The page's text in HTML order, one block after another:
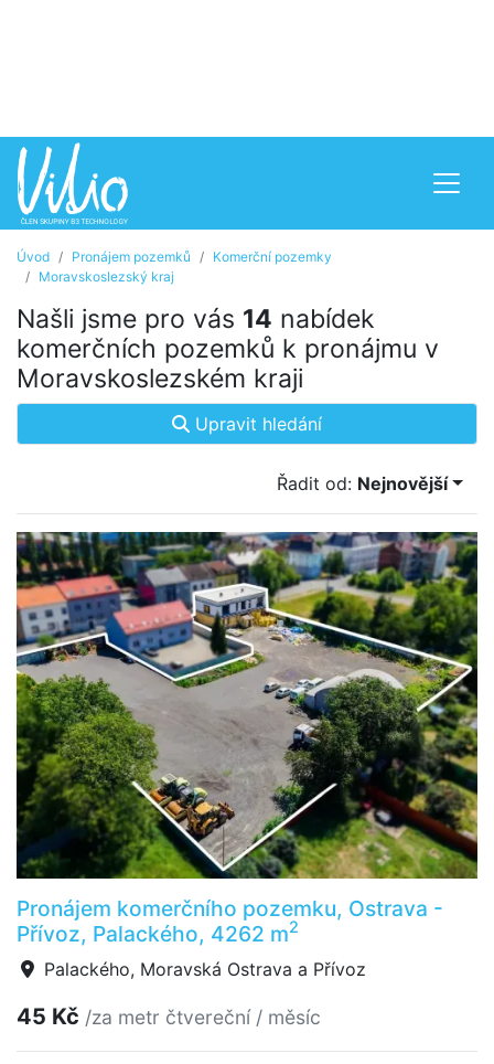
Úvod Pronájem pozemků
Komerční pozemky
Moravskoslezský kraj
Našli jsme pro vás 14 nabídek
komerčních pozemků k pronájmu v
Moravskoslezském kraji
Upravit hledání
Řadit od: Nejnovější
Pronájem komerčního pozemku, Ostrava -
Přívoz, Palackého, 4262 m2
Palackého, Moravská Ostrava a Přívoz
45 Kč /za metr čtvereční / měsíc